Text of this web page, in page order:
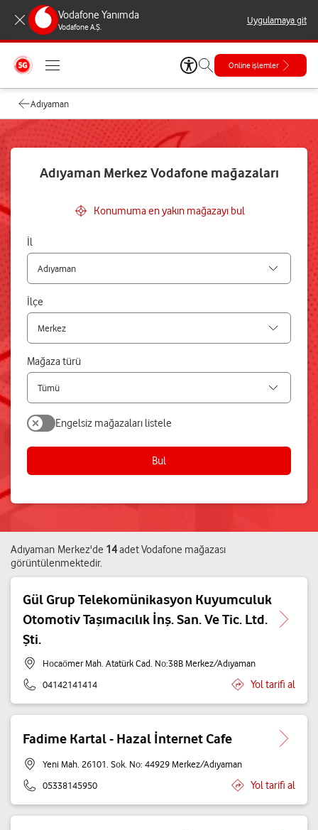
Vodafone Yanımda
Vodafone A.Ş.
Uygulamaya git
Online işlemler
Adıyaman
Adıyaman Merkez Vodafone mağazaları
Konumuma en yakın mağazayı bul
İl
İlçe
Mağaza türü
Bul
Engelsiz mağazaları listele
Adıyaman Merkez'de 14adetVodafone mağazası
görüntülenmektedir.
Gül Grup Telekomünikasyon Kuyumculuk
Otomotiv Taşımacılık İnş. San. Ve Tic. Ltd.
Şti.
Hocaömer Mah. Atatürk Cad. No:38B Merkez/Adıyaman
04142141414
Yol tarifi al
Fadime Kartal - Hazal İnternet Cafe
Yeni Mah. 26101. Sok. No: 44929 Merkez/Adıyaman
05338145950
Yol tarifi al